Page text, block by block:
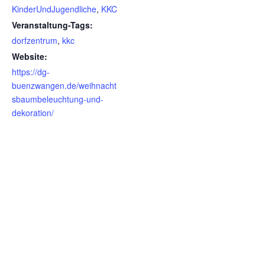
KinderUndJugendliche, KKC
Veranstaltung-Tags:
dorfzentrum, kkc
Website:
https://dg-
buenzwangen.de/weihnacht
sbaumbeleuchtung-und-
dekoration/